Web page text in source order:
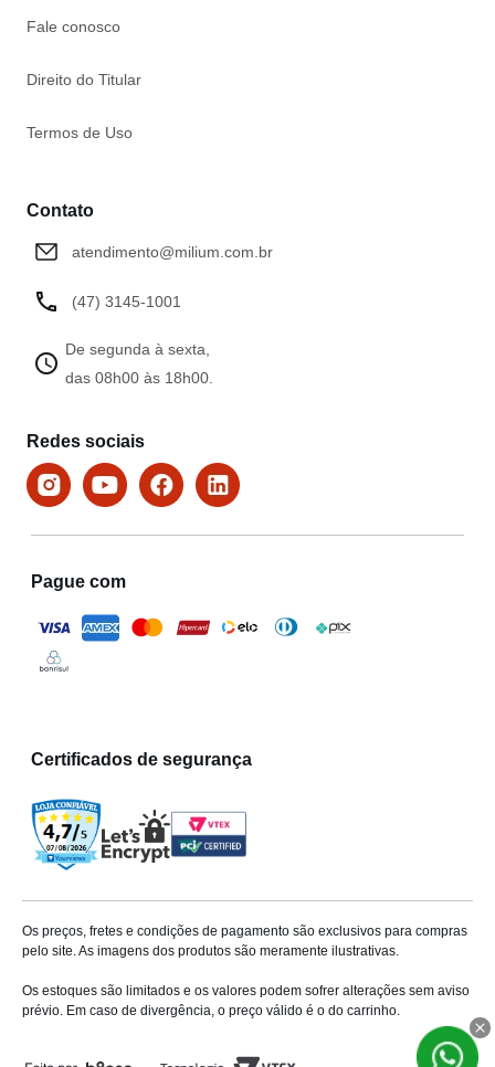
Fale conosco
Direito do Titular
Termos de Uso
Contato
atendimento@milium.com.br
(47) 3145-1001
De segunda à sexta,
das 08h00 às 18h00.
Redes sociais
Pague com
Certificados de segurança
Os preços, fretes e condições de pagamento são exclusivos para compras
pelo site. As imagens dos produtos são meramente ilustrativas.
Os estoques são limitados e os valores podem sofrer alterações sem aviso
prévio. Em caso de divergência, o preço válido é o do carrinho.